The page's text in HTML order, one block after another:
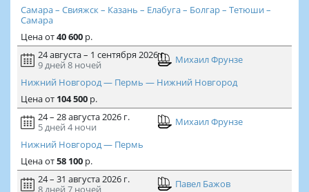
Самара – Свияжск – Казань – Елабуга – Болгар – Тетюши –
Самара
Ценаот40 600р.
24 августа – 1 сентября 2026 г.
9 дней 8 ночей
Михаил Фрунзе
Нижний Новгород — Пермь — Нижний Новгород
Ценаот 104 500р.
24 – 28 августа 2026 г.
5 дней 4 ночи
Михаил Фрунзе
Нижний Новгород — Пермь
Ценаот58 100р.
24 – 31 августа 2026 г.
8 дней 7 ночей
Павел Бажов